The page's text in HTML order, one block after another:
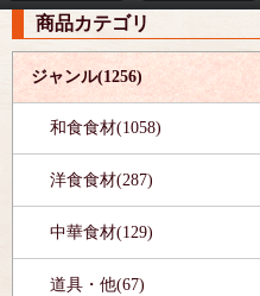
商品カテゴリ
ジャンル(1256)
和食食材(1058)
洋食食材(287)
中華食材(129)
道具・他(67)